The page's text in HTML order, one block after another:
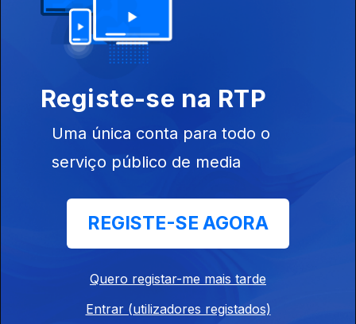
10 dez. 2016
08 dez. 2016
Registe-se na RTP
Uma única conta para todo o
serviço público de media
REGISTE-SE AGORA
Quero registar-me mais tarde
Entrar (utilizadores registados)